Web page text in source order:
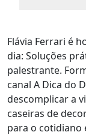
Flávia Ferrari é
dia: Soluções
palestrante.
canal A Dica do
descomplicar a
caseiras de
para o cotidiano